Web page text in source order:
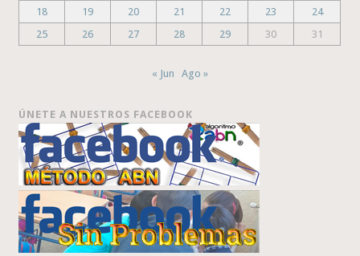
18
19 20 21 22 23
24
25
26 27 28 29 30 31
« Jun Ago »
ÚNETE A NUESTROS FACEBOOK